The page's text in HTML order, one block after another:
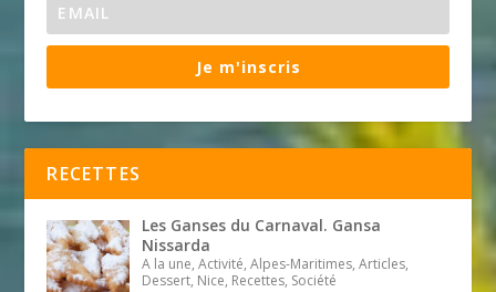
Je m'inscris
RECETTES
Les Ganses du Carnaval. Gansa
Nissarda
A la une, Activité, Alpes-Maritimes, Articles,
Dessert, Nice, Recettes, Société